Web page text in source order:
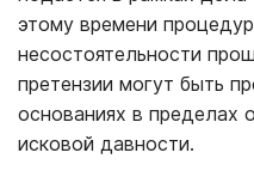
этому времени
несостоятельности
претензии могут быть
основаниях в пределах
исковой давности.